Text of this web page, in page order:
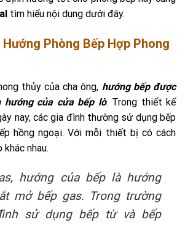
tìm hiểu nội dung dưới đây.
Phòng Bếp Hợp Phong
thủy của cha ông, hướng bếp được
hướng của cửa bếp lò. Trong thiết kế
nay, các gia đình thường sử dụng bếp
hồng ngoại. Với mỗi thiết bị có cách
nhau.
hướng của bếp là hướng
mở bếp gas. Trong trường
sử dụng bếp từ và bếp